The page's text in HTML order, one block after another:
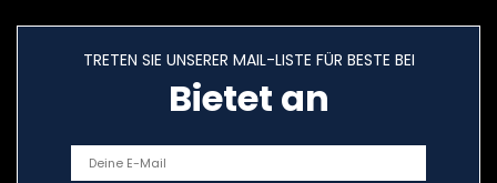
TRETEN SIE UNSERER MAIL-LISTE FÜR BESTE BEI
Bietet an